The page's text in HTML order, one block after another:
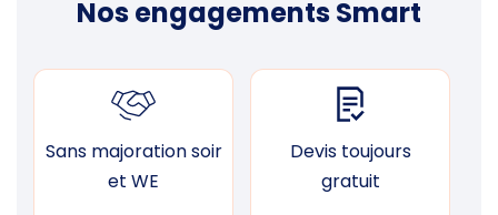
Nos engagements Smart
Sans majoration soir
et WE
Devis toujours
gratuit